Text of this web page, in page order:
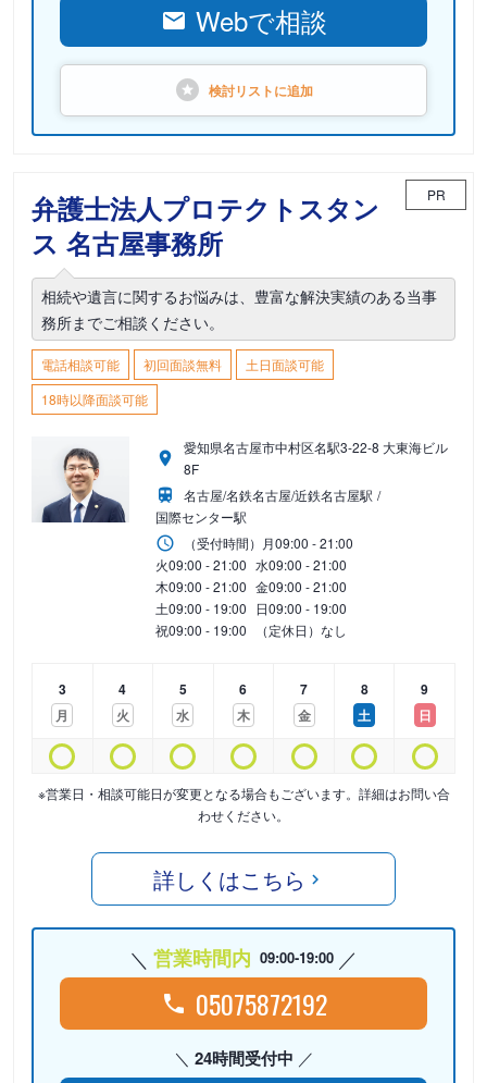
Webで相談
検討リストに追加
弁護士法人プロテクトスタン
ス 名古屋事務所
PR
相続や遺言に関するお悩みは、豊富な解決実績のある当事
務所までご相談ください。
電話相談可能 初回面談無料
土日面談可能
18時以降面談可能
愛知県名古屋市中村区名駅3-22-8 大東海ビル
8F
名古屋/名鉄名古屋/近鉄名古屋駅
国際センター駅
（受付時間） 月09:00 - 21:00
火09:00 - 21:00 水09:00 - 21:00
木09:00 - 21:00 金09:00 - 21:00
土09:00 - 19:00 日09:00 - 19:00
祝09:00 - 19:00 （定休日）なし
3
月
4
火
5
水
6
木
7
金
8
土
9
日
※営業日・相談可能日が変更となる場合もございます。詳細はお問い合
わせください。
詳しくはこちら
営業時間内 09:00-19:00
05075872192
24時間受付中